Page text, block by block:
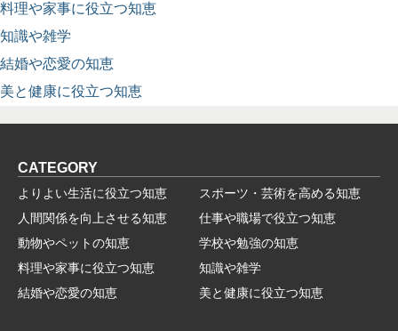
料理や家事に役立つ知恵
知識や雑学
結婚や恋愛の知恵
美と健康に役立つ知恵
CATEGORY
よりよい生活に役立つ知恵
スポーツ・芸術を高める知恵
人間関係を向上させる知恵
仕事や職場で役立つ知恵
動物やペットの知恵
学校や勉強の知恵
料理や家事に役立つ知恵
知識や雑学
結婚や恋愛の知恵
美と健康に役立つ知恵